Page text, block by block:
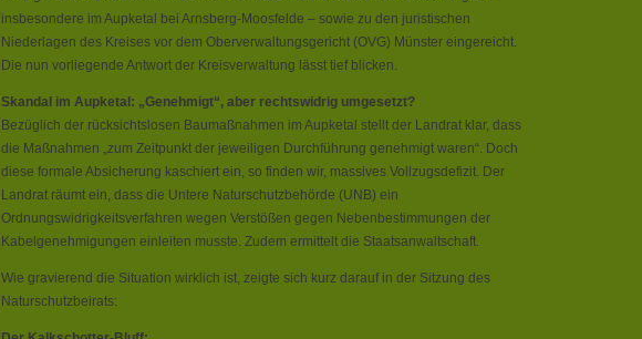
insbesondere im Aupketal bei Arnsberg-Moosfelde – sowie zu den juristischen
Niederlagen des Kreises vor dem Oberverwaltungsgericht (OVG) Münster eingereicht.
Die nun vorliegende Antwort der Kreisverwaltung lässt tief blicken.
Skandal im Aupketal: „Genehmigt“, aber rechtswidrig umgesetzt?
Bezüglich der rücksichtslosen Baumaßnahmen im Aupketal stellt der Landrat klar, dass
die Maßnahmen „zum Zeitpunkt der jeweiligen Durchführung genehmigt waren“. Doch
diese formale Absicherung kaschiert ein, so finden wir, massives Vollzugsdefizit. Der
Landrat räumt ein, dass die Untere Naturschutzbehörde (UNB) ein
Ordnungswidrigkeitsverfahren wegen Verstößen gegen Nebenbestimmungen der
Kabelgenehmigungen einleiten musste. Zudem ermittelt die Staatsanwaltschaft.
Wie gravierend die Situation wirklich ist, zeigte sich kurz darauf in der Sitzung des
Naturschutzbeirats: